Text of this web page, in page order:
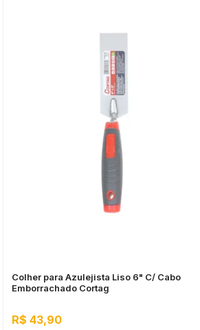
Colher para Azulejista Liso 6" C/ Cabo
Emborrachado Cortag
R$ 43,90